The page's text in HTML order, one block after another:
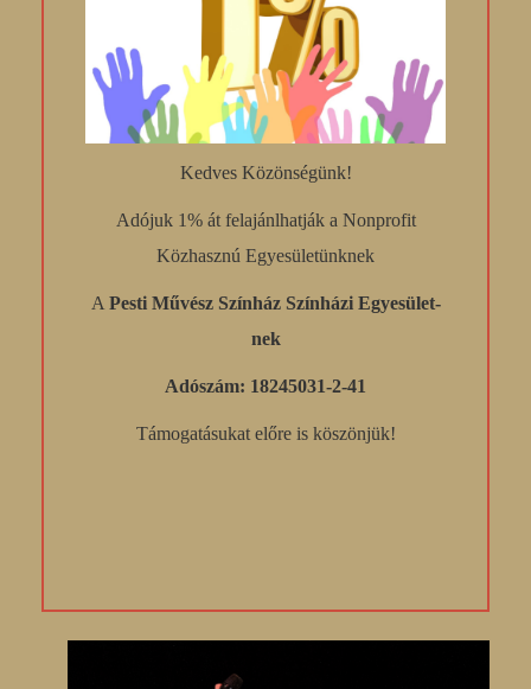
Kedves Közönségünk!
Adójuk 1% át felajánlhatják a Nonprofit
Közhasznú Egyesületünknek
A Pesti Művész Színház Színházi Egyesület-
nek
Adószám: 18245031-2-41
Támogatásukat előre is köszönjük!